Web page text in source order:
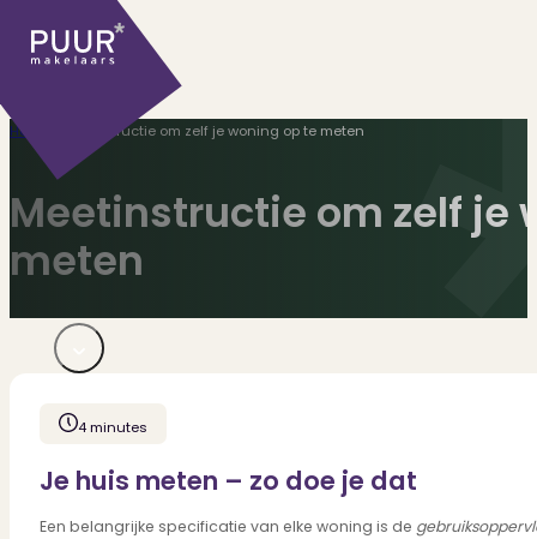
Huidige aanbod
Recentelijk verkocht
Net te laat? Kijk mee..
Huurwoningen
Home Meetinstructie om zelf je woning op te meten
Meetinstructie om zelf je
meten
4 minutes
Je huis meten – zo doe je dat
Een belangrijke specificatie van elke woning is de